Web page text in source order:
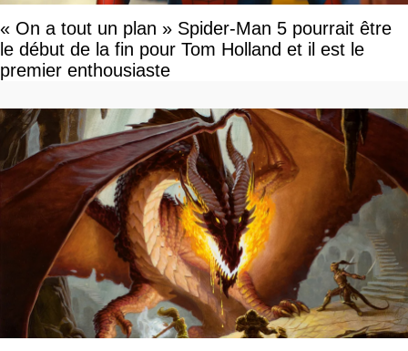
« On a tout un plan » Spider-Man 5 pourrait être
le début de la fin pour Tom Holland et il est le
premier enthousiaste